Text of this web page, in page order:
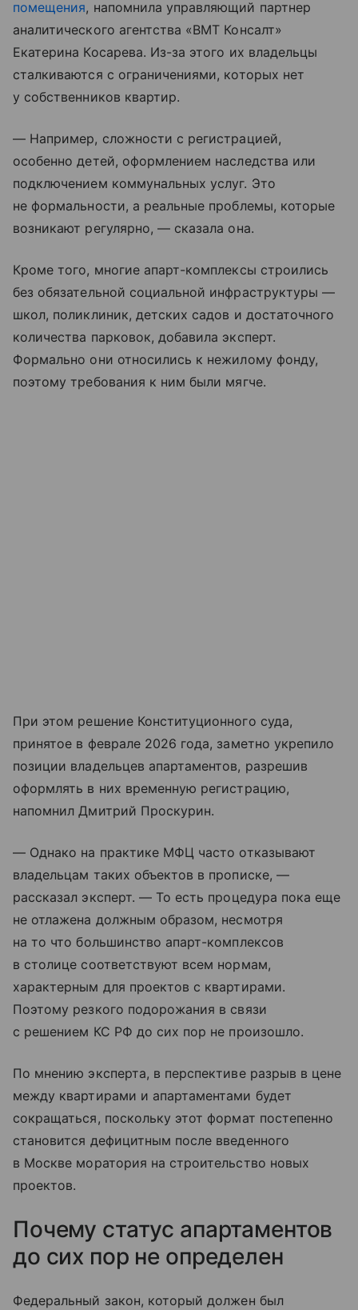
помещения, напомнила управляющий партнер
аналитического агентства «ВМТ Консалт»
Екатерина Косарева. Из-за этого их владельцы
сталкиваются с ограничениями, которых нет
у собственников квартир.
— Например, сложности с регистрацией,
особенно детей, оформлением наследства или
подключением коммунальных услуг. Это
не формальности, а реальные проблемы, которые
возникают регулярно, — сказала она.
Кроме того, многие апарт-комплексы строились
без обязательной социальной инфраструктуры —
школ, поликлиник, детских садов и достаточного
количества парковок, добавила эксперт.
Формально они относились к нежилому фонду,
поэтому требования к ним были мягче.
При этом решение Конституционного суда,
принятое в феврале 2026 года, заметно укрепило
позиции владельцев апартаментов, разрешив
оформлять в них временную регистрацию,
напомнил Дмитрий Проскурин.
— Однако на практике МФЦ часто отказывают
владельцам таких объектов в прописке, —
рассказал эксперт. — То есть процедура пока еще
не отлажена должным образом, несмотря
на то что большинство апарт-комплексов
в столице соответствуют всем нормам,
характерным для проектов с квартирами.
Поэтому резкого подорожания в связи
с решением КС РФ до сих пор не произошло.
По мнению эксперта, в перспективе разрыв в цене
между квартирами и апартаментами будет
сокращаться, поскольку этот формат постепенно
становится дефицитным после введенного
в Москве моратория на строительство новых
проектов.
Почему статус апартаментов
до сих пор не определен
Федеральный закон, который должен был